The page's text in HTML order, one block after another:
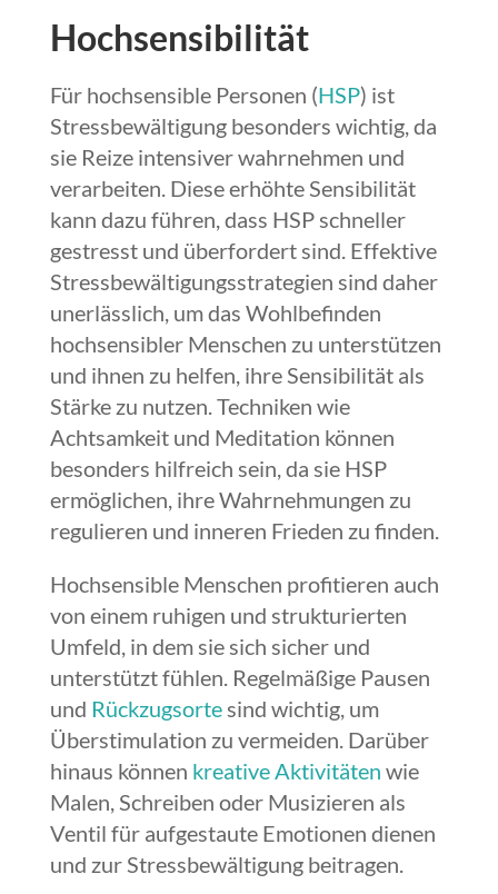
Hochsensibilität
Für hochsensible Personen (HSP) ist
Stressbewältigung besonders wichtig, da
sie Reize intensiver wahrnehmen und
verarbeiten. Diese erhöhte Sensibilität
kann dazu führen, dass HSP schneller
gestresst und überfordert sind. Effektive
Stressbewältigungsstrategien sind daher
unerlässlich, um das Wohlbefinden
hochsensibler Menschen zu unterstützen
und ihnen zu helfen, ihre Sensibilität als
Stärke zu nutzen. Techniken wie
Achtsamkeit und Meditation können
besonders hilfreich sein, da sie HSP
ermöglichen, ihre Wahrnehmungen zu
regulieren und inneren Frieden zu finden.
Hochsensible Menschen profitieren auch
von einem ruhigen und strukturierten
Umfeld, in dem sie sich sicher und
unterstützt fühlen. Regelmäßige Pausen
und Rückzugsortesind wichtig, um
Überstimulation zu vermeiden. Darüber
hinaus können kreative Aktivitäten wie
Malen, Schreiben oder Musizieren als
Ventil für aufgestaute Emotionen dienen
und zur Stressbewältigung beitragen.